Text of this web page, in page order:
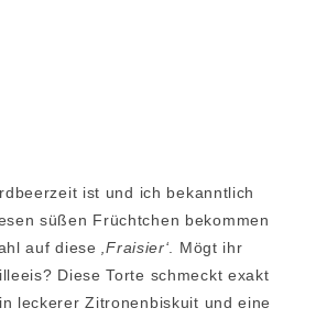
ist und ich bekanntlich
süßen Früchtchen bekommen
auf diese
‚Fraisier‘ . Mögt ihr
Diese Torte schmeckt exakt
leckerer Zitronenbiskuit und eine